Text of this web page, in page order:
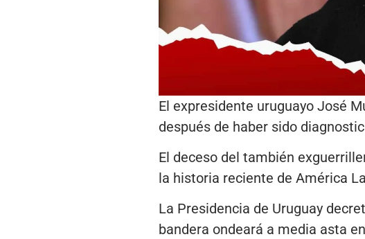
El expresidente uruguayo José
después de haber sido
El deceso del también
la historia reciente de América
La Presidencia de Uruguay
bandera ondeará a media asta